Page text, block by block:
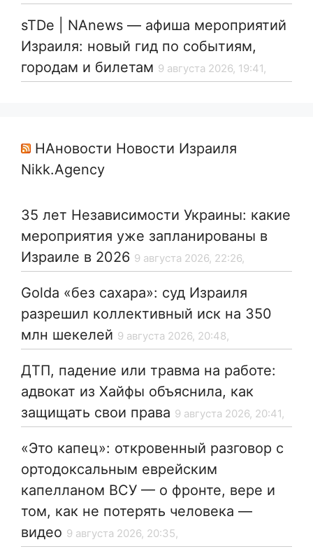
sTDe | NAnews — афиша мероприятий
Израиля: новый гид по событиям,
городам и билетам 9 августа 2026, 19:41,
НАновости Новости Израиля
Nikk.Agency
35 лет Независимости Украины: какие
мероприятия уже запланированы в
Израиле в 2026 9 августа 2026, 22:26,
Golda «без сахара»: суд Израиля
разрешил коллективный иск на 350
млн шекелей 9 августа 2026, 20:48,
ДТП, падение или травма на работе:
адвокат из Хайфы объяснила, как
защищать свои права 9 августа 2026, 20:41,
«Это капец»: откровенный разговор с
ортодоксальным еврейским
капелланом ВСУ — о фронте, вере и
том, как не потерять человека —
видео 9 августа 2026, 20:35,